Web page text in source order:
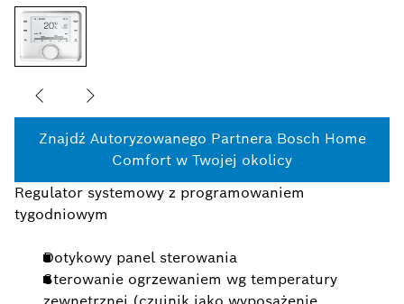
Znajdź Autoryzowanego Partnera Bosch Home
Comfort w Twojej okolicy
Regulator systemowy z programowaniem
tygodniowym
Dotykowy panel sterowania
Sterowanie ogrzewaniem wg temperatury